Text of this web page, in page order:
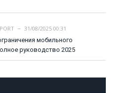
31/08/2025 00:31
мобильного
руководство 2025